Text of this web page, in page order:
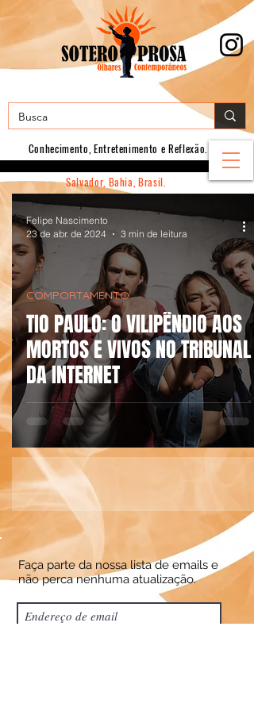
Conhecimento, Entretenimento e Reflexão.
Salvador, Bahia, Brasil.
TIO PAULO: O VILIPÊNDIO AOS
MORTOS E VIVOS NO TRIBUNAL
DA INTERNET
COMPORTAMENTO
Felipe Nascimento
23 de abr. de 2024
3 min de leitura
Faça parte da nossa lista de emails e
não perca nenhuma atualização.